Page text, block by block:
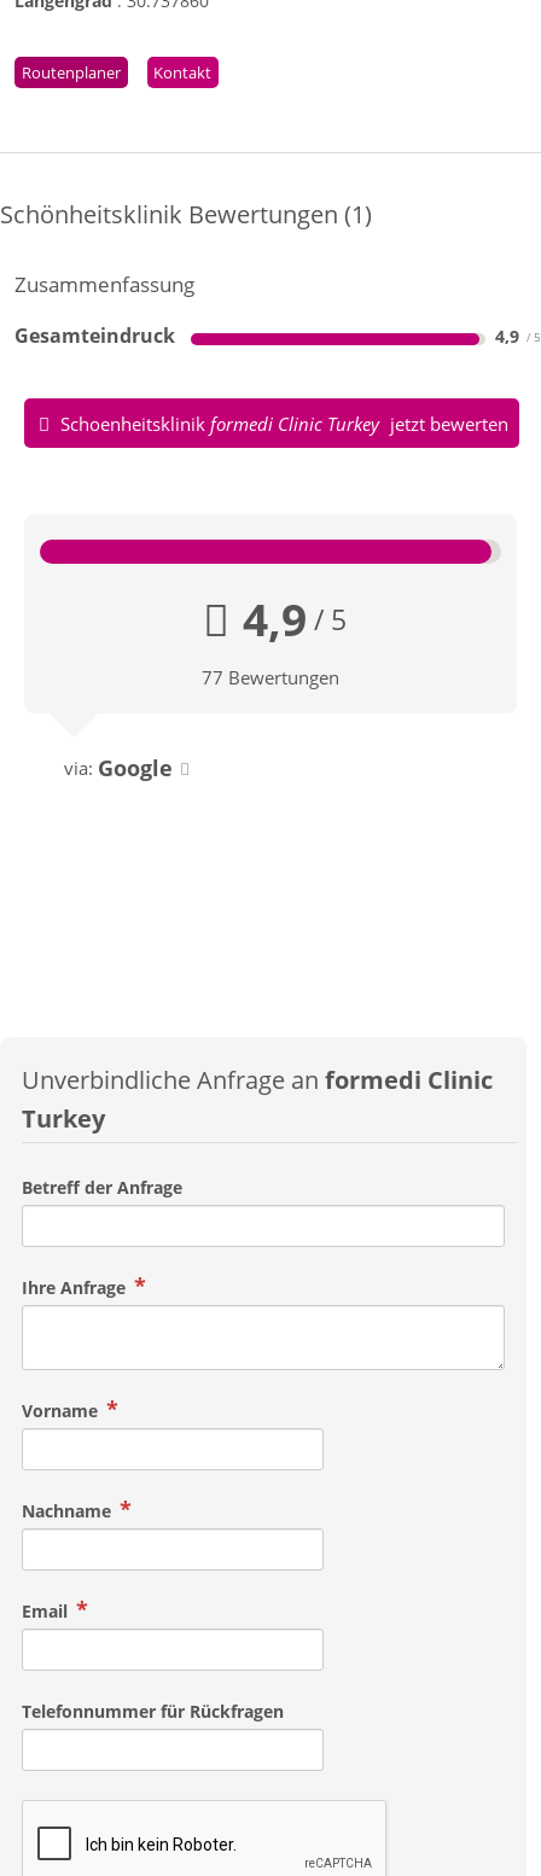
Routenplaner Kontakt
Schönheitsklinik Bewertungen 1
Zusammenfassung
Gesamteindruck 4,9
Schoenheitsklinik formedi Clinic Turkey jetzt bewerten
4,9 / 5
77 Bewertungen
via: Google
Unverbindliche Anfrage an formedi Clinic
Turkey
Betreff der Anfrage
Ihre Anfrage
Vorname
Nachname
Email
Telefonnummer für Rückfragen